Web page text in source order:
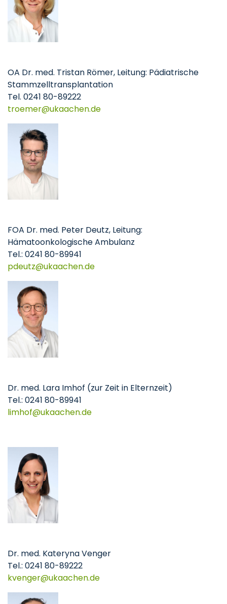
OA Dr. med. Tristan Römer, Leitung: Pädiatrische
Stammzelltransplantation
Tel. 0241 80-89222
troemer
ukaachende
FOA Dr. med. Peter Deutz, Leitung:
Hämatoonkologische Ambulanz
Tel.: 0241 80-89941
pdeutz
ukaachende
Dr. med. Lara Imhof (zur Zeit in Elternzeit)
Tel.: 0241 80-89941
limhof
ukaachende
Dr. med. Kateryna Venger
Tel.: 0241 80-89222
kvenger
ukaachende